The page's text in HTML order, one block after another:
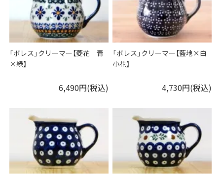
「ボレス」クリーマー【菱花 青
×緑】
6,490円(税込)
「ボレス」クリーマー【藍地×白
小花】
4,730円(税込)